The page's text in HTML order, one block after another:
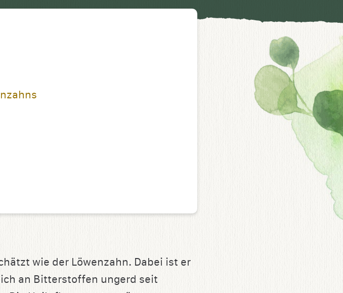
wie der Löwenzahn. Dabei ist er
an Bitterstoffen ungerd seit